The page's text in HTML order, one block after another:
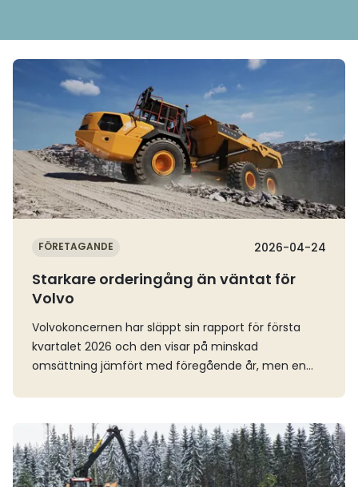
FÖRETAGANDE 2026-04-24
Starkare orderingång än väntat för
Volvo
Volvokoncernen har släppt sin rapport för första
kvartalet 2026 och den visar på minskad
omsättning jämfört med föregående år, men en
minskade från 122 till 111 miljarder kronor och det
justerade rörelseresultatet blev 12,2 miljarder kronor,
en rörelsemarginal på 11 procent. Resultaten var
nära förhandsanalyserna, något sämre för
Läs mer
Läs mer